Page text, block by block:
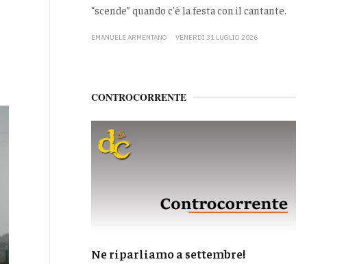
“scende” quando c'è la festa con il cantante.
EMANUELE ARMENTANO VENERDÌ 31 LUGLIO 2026
CONTROCORRENTE
Ne riparliamo a settembre!